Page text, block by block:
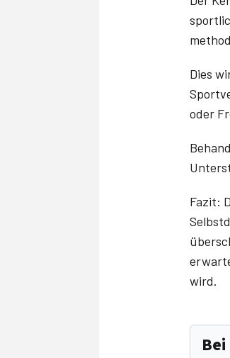
Dies
oder
Fazit:
wird.